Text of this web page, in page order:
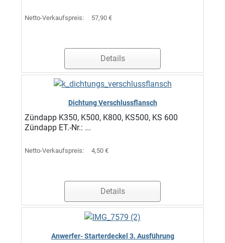
Netto-Verkaufspreis: 57,90 €
Details
Dichtung Verschlussflansch
Zündapp K350, K500, K800, KS500, KS 600
Zündapp ET.-Nr.: ...
Netto-Verkaufspreis: 4,50 €
Details
Anwerfer- Starterdeckel 3. Ausführung